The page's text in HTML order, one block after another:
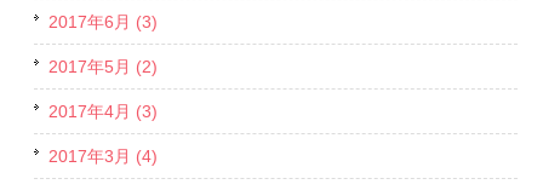
2017年6月 (3)
2017年5月 (2)
2017年4月 (3)
2017年3月 (4)